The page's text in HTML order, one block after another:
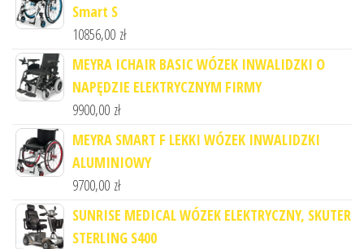
Smart S
10856,00 zł
MEYRA ICHAIR BASIC WÓZEK INWALIDZKI O
NAPĘDZIE ELEKTRYCZNYM FIRMY
9900,00 zł
MEYRA SMART F LEKKI WÓZEK INWALIDZKI
ALUMINIOWY
9700,00 zł
SUNRISE MEDICAL WÓZEK ELEKTRYCZNY, SKUTER
STERLING S400